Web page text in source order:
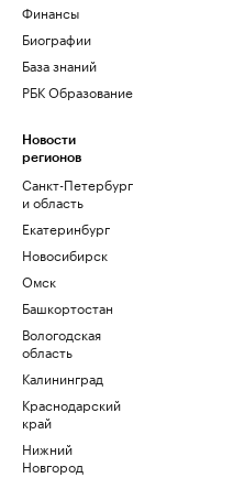
Финансы
Биографии
База знаний
РБК Образование
Новости
регионов
Санкт-Петербург
и область
Екатеринбург
Новосибирск
Омск
Башкортостан
Вологодская
область
Калининград
Краснодарский
край
Нижний
Новгород